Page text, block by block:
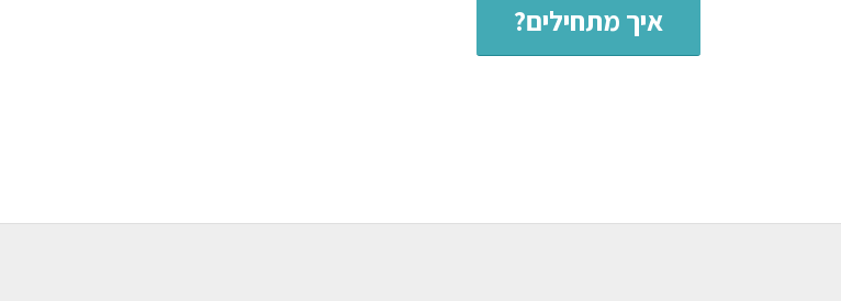
איך מתחילים?